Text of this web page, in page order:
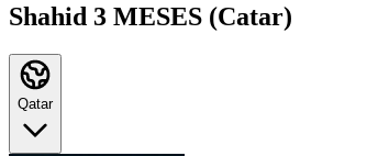
Shahid 3 MESES (Catar)
Qatar